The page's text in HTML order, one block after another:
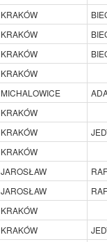
KRAKÓW
KRAKÓW
KRAKÓW
KRAKÓW
MICHALOWICE
KRAKÓW
KRAKÓW
KRAKÓW
JAROSŁAW
JAROSŁAW
KRAKÓW
KRAKÓW